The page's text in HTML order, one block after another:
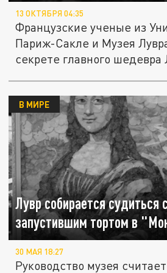
13 ОКТЯБРЯ 04:35
Французские ученые из
Париж-Сакле и Музея
секрете главного шедевра
Лувр собирается судиться
запустившим тортом в
В МИРЕ
30 МАЯ 18:27
Руководство музея